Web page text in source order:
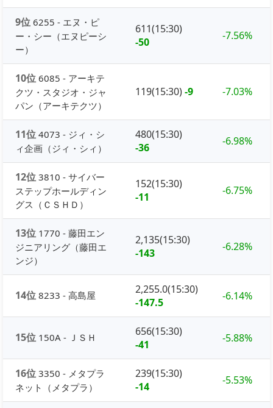
9位 6255 - エヌ・ピ
ー・シー（エヌピーシ
ー）
611(15:30)
-50
-7.56%
10位 6085 - アーキテ
クツ・スタジオ・ジャ
パン（アーキテクツ）
119(15:30)-9 -7.03%
11位 4073 - ジィ・シ
ィ企画（ジィ・シィ）
480(15:30)
-36
-6.98%
12位 3810 - サイバー
ステップホールディン
グス（ＣＳＨＤ）
152(15:30)
-11
-6.75%
13位 1770 - 藤田エン
ジニアリング（藤田エ
ンジ）
2,135(15:30)
-143
-6.28%
14位 8233 - 高島屋
2,255.0(15:30)
-147.5
-6.14%
15位 150A - ＪＳＨ
656(15:30)
-41
-5.88%
16位 3350 - メタプラ
ネット（メタプラ）
239(15:30)
-14
-5.53%